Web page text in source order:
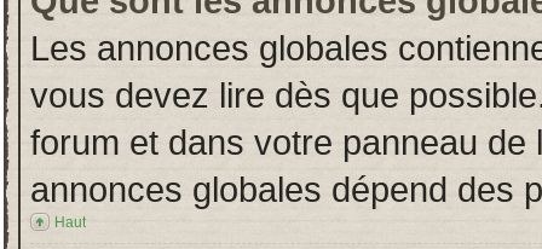
Les annonces globales
vous devez lire dès que
forum et dans votre panneau de
annonces globales dépend des
Haut